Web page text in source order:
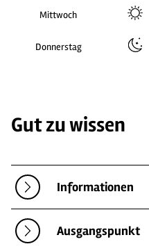
Mittwoch
Donnerstag
Gut zu wissen
Informationen
Ausgangspunkt